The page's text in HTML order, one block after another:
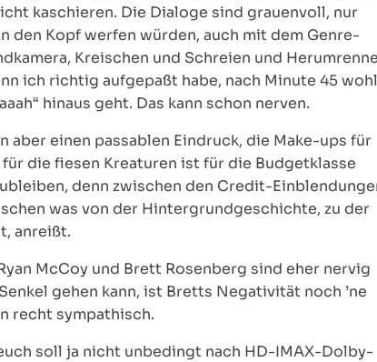
kaschieren. Die Dialoge sind grauenvoll, nur
den Kopf werfen würden, auch mit dem Genre-
Kreischen und Schreien und
ich richtig aufgepaßt habe, nach Minute 45 wohl
hinaus geht. Das kann schon nerven.
einen passablen Eindruck, die Make-ups für
die fiesen Kreaturen ist für die Budgetklasse
denn zwischen den Credit-
was von der Hintergrundgeschichte, zu der
anreißt.
McCoy und Brett Rosenberg sind eher nervig
gehen kann, ist Bretts Negativität noch ’ne
recht sympathisch.
soll ja nicht unbedingt nach HD-IMAX-Dolby-